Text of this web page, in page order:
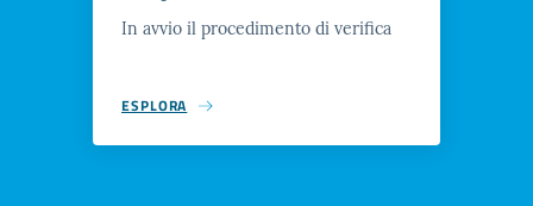
In avvio il procedimento di verifica
ESPLORA